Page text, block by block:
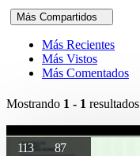
Más Compartidos
Más Recientes
Más Vistos
Más Comentados
Mostrando 1 - 1 resultados
113 87